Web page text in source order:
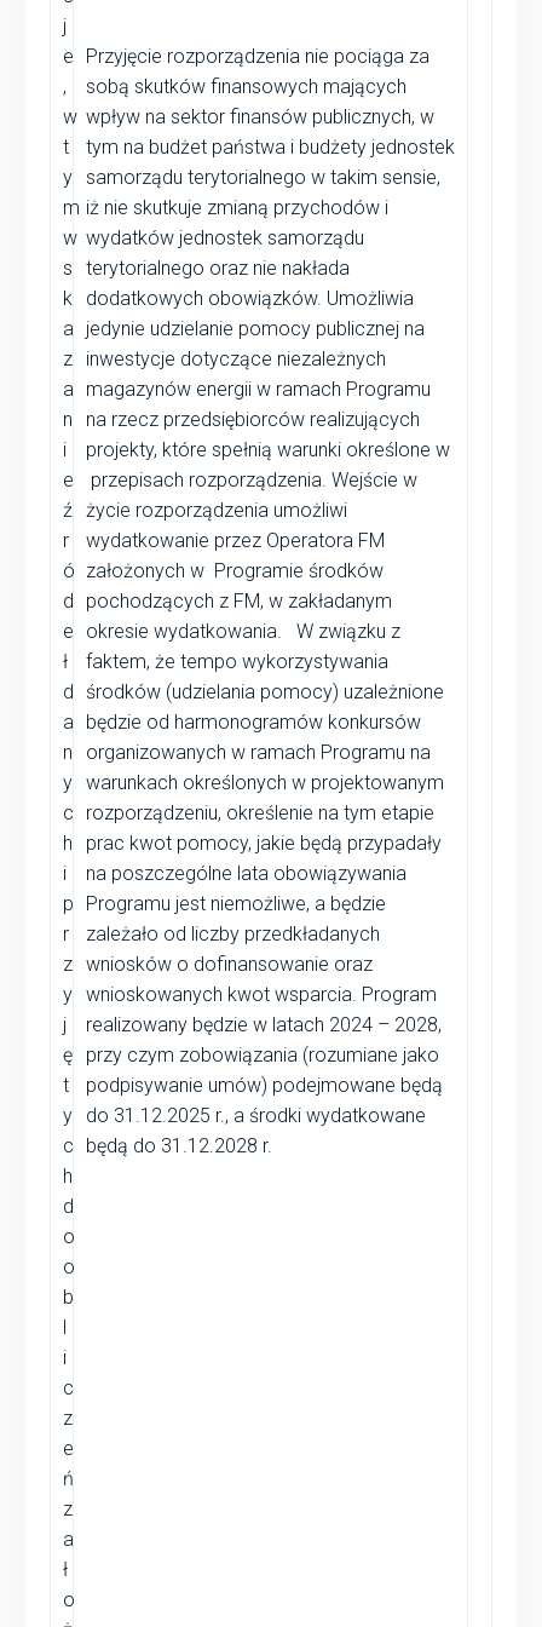
j
e
,
w
t
y
m
w
s
k
a
z
a
n
i
e
ź
r
ó
d
e
ł
d
a
n
y
c
h
i
p
r
z
y
j
ę
t
y
c
h
d
o
o
b
l
i
c
z
e
ń
z
a
ł
o
Przyjęcie rozporządzenia nie pociąga za
sobą skutków finansowych mających
wpływ na sektor finansów publicznych, w
tym na budżet państwa i budżety jednostek
samorządu terytorialnego w takim sensie,
iż nie skutkuje zmianą przychodów i
wydatków jednostek samorządu
terytorialnego oraz nie nakłada
dodatkowych obowiązków. Umożliwia
jedynie udzielanie pomocy publicznej na
inwestycje dotyczące niezależnych
magazynów energii w ramach Programu
na rzecz przedsiębiorców realizujących
projekty, które spełnią warunki określone w
przepisach rozporządzenia. Wejście w
życie rozporządzenia umożliwi
wydatkowanie przez Operatora FM
założonych w Programie środków
pochodzących z FM, w zakładanym
okresie wydatkowania. W związku z
faktem, że tempo wykorzystywania
środków (udzielania pomocy) uzależnione
będzie od harmonogramów konkursów
organizowanych w ramach Programu na
warunkach określonych w projektowanym
rozporządzeniu, określenie na tym etapie
prac kwot pomocy, jakie będą przypadały
na poszczególne lata obowiązywania
Programu jest niemożliwe, a będzie
zależało od liczby przedkładanych
wniosków o dofinansowanie oraz
wnioskowanych kwot wsparcia. Program
realizowany będzie w latach 2024 – 2028,
przy czym zobowiązania (rozumiane jako
podpisywanie umów) podejmowane będą
do 31.12.2025 r., a środki wydatkowane
będą do 31.12.2028 r.